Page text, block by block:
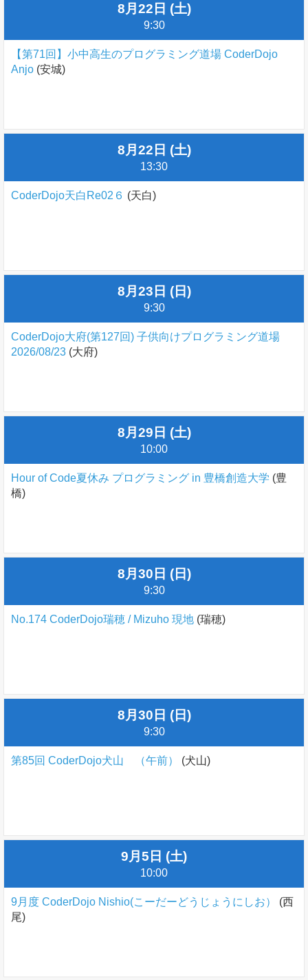
8月22日 (土)
9:30
【第71回】小中高生のプログラミング道場 CoderDojo
Anjo (安城)
8月22日 (土)
13:30
CoderDojo天白Re02６ (天白)
8月23日 (日)
9:30
CoderDojo大府(第127回) 子供向けプログラミング道場
2026/08/23 (大府)
8月29日 (土)
10:00
Hour of Code夏休み プログラミング in 豊橋創造大学 (豊
橋)
8月30日 (日)
9:30
No.174 CoderDojo瑞穂 / Mizuho 現地 (瑞穂)
8月30日 (日)
9:30
第85回 CoderDojo犬山 （午前） (犬山)
9月5日 (土)
10:00
9月度 CoderDojo Nishio(こーだーどうじょうにしお）
(西
尾)